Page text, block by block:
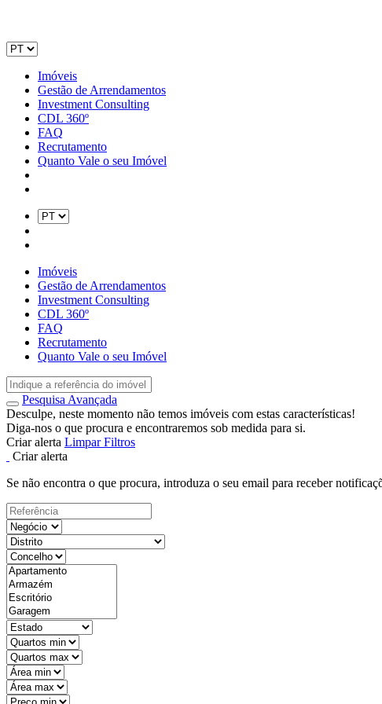
Imóveis
Gestão de Arrendamentos
Investment Consulting
CDL 360º
FAQ
Recrutamento
Quanto Vale o seu Imóvel
Imóveis
Gestão de Arrendamentos
Investment Consulting
CDL 360º
FAQ
Recrutamento
Quanto Vale o seu Imóvel
Pesquisa Avançada
Desculpe, neste momento não temos imóveis com estas características!
Diga-nos o que procura e encontraremos sob medida para si.
Criar alerta Limpar Filtros
Criar alerta
Se não encontra o que procura, introduza o seu email para receber